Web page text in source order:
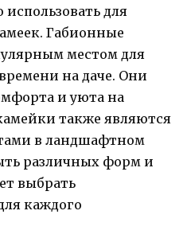
для
Габионные
местом для
на даче. Они
и уюта на
также являются
в ландшафтном
различных форм и
выбрать
каждого